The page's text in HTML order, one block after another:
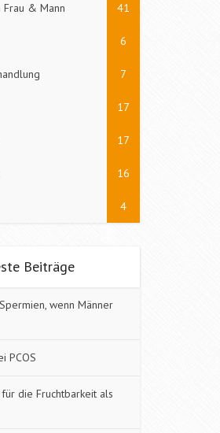
Frau & Mann 41
6
7
17
17
16
4
Beiträge
wenn Männer
PCOS
die Fruchtbarkeit als